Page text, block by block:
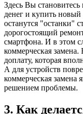
Здесь Вы
денег и купить
останутся "останки"
дорогостоящий
смартфона. И в этом
коммерческая замена.
доплату, которая
А для устройств
коммерческая замена
решением проблемы.
3. Как